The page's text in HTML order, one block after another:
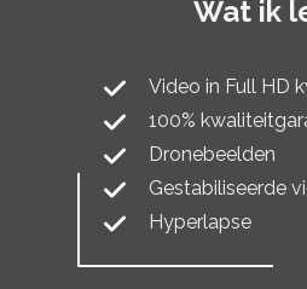
Wat ik
​Video in Full HD
100%
Dronebeelden
Gestabiliseerde
Hyperlapse